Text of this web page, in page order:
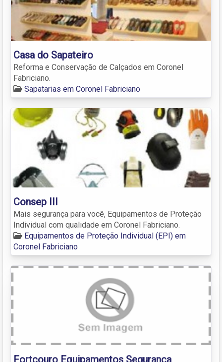
Casa do Sapateiro
Reforma e Conservação de Calçados em Coronel
Fabriciano.
Sapatarias em Coronel Fabriciano
Consep III
Mais segurança para você, Equipamentos de Proteção
Individual com qualidade em Coronel Fabriciano.
Equipamentos de Proteção Individual (EPI) em
Coronel Fabriciano
Fortcouro Equipamentos Segurança